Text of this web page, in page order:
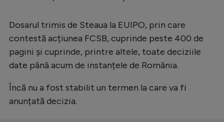
Dosarul trimis de Steaua la EUIPO, prin care
contestă acțiunea FCSB, cuprinde peste 400 de
pagini și cuprinde, printre altele, toate deciziile
date pânâ acum de instanțele de România.
Încă nu a fost stabilit un termen la care va fi
anunțată decizia.